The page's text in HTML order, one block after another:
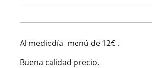
Al mediodía menú de 12€ .
Buena calidad precio.